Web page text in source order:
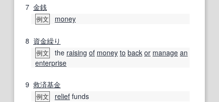
7 金銭
例文 money
8 資金繰り
例文 the raising of money to back or manage an
enterprise
9 救済基金
例文 relief funds